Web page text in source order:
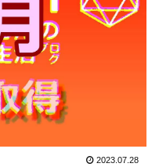
2023.07.28